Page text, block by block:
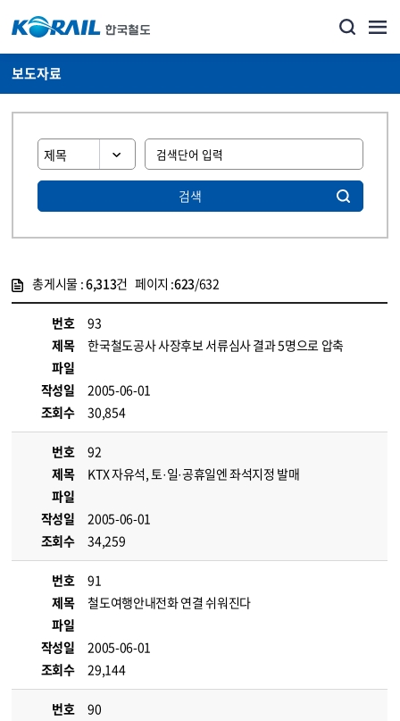
보도자료
검색
총게시물 :6,313건 페이지 :623/632
번호
93
제목
한국철도공사 사장후보 서류심사 결과 5명으로 압축
파일
작성일
2005-06-01
조회수
30,854
번호
92
제목
KTX 자유석, 토·일·공휴일엔 좌석지정 발매
파일
작성일
2005-06-01
조회수
34,259
번호
91
제목
철도여행안내전화 연결 쉬워진다
파일
작성일
2005-06-01
조회수
29,144
번호
90